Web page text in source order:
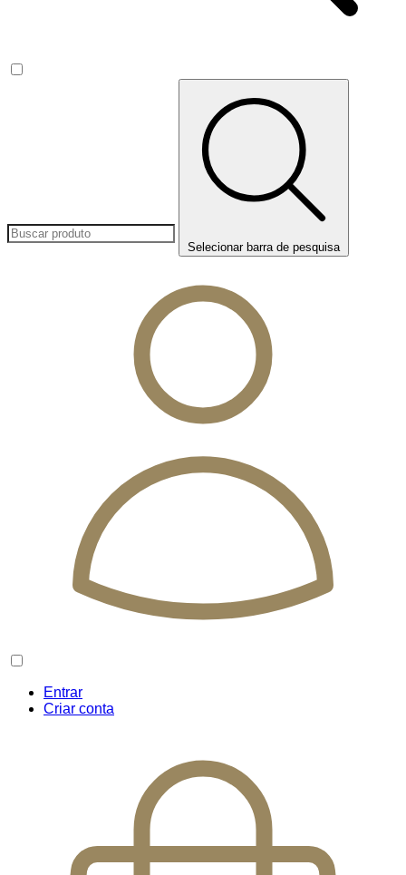
Selecionar barra de pesquisa
Entrar
Criar conta